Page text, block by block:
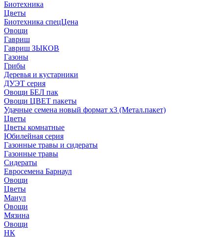
Биотехника
Цветы
Биотехника спецЦена
Овощи
Гавриш
Гавриш ЗЫКОВ
Газоны
Грибы
Деревья и кустарники
ДУЭТ серия
Овощи БЕЛ пак
Овощи ЦВЕТ пакеты
Удачные семена новый формат х3 (Метал.пакет)
Цветы
Цветы комнатные
Юбилейная серия
Газонные травы и сидераты
Газонные травы
Сидераты
Евросемена Барнаул
Овощи
Цветы
Манул
Овощи
Мязина
Овощи
НК